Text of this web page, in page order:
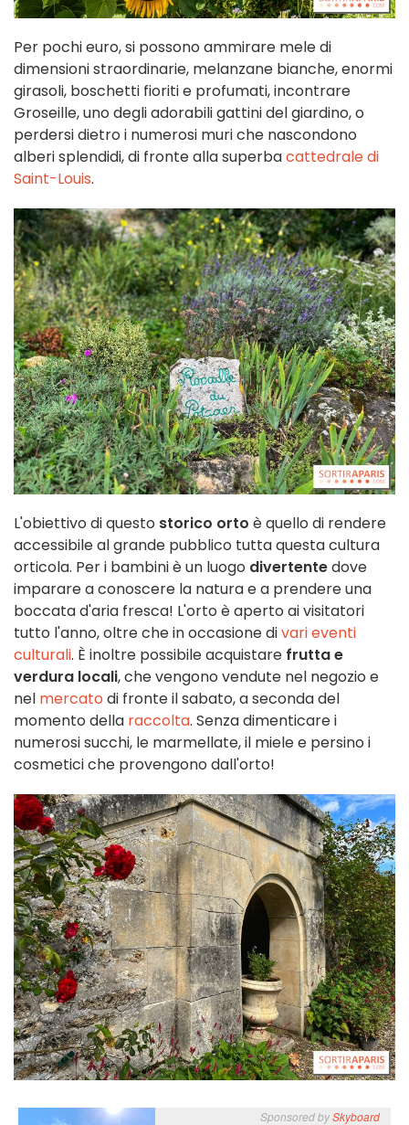
Per pochi euro, si possono ammirare mele di
dimensioni straordinarie, melanzane bianche, enormi
girasoli, boschetti fioriti e profumati, incontrare
Groseille, uno degli adorabili gattini del giardino, o
perdersi dietro i numerosi muri che nascondono
alberi splendidi, di fronte alla superbacattedrale di
Saint-Louis.
L'obiettivo di questo storico orto è quello di rendere
accessibile al grande pubblico tutta questa cultura
orticola. Per i bambini è un luogo divertentedove
imparare a conoscere la natura e a prendere una
boccata d'aria fresca! L'orto è aperto ai visitatori
tutto l'anno, oltre che in occasione divari eventi
culturali. È inoltre possibile acquistare frutta e
verdura locali, che vengono vendute nel negozio e
nel mercato di fronte il sabato, a seconda del
momento della raccolta. Senza dimenticare i
numerosi succhi, le marmellate, il miele e persino i
cosmetici che provengono dall'orto!